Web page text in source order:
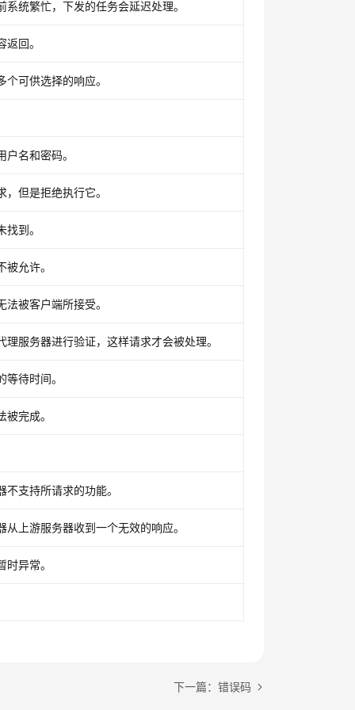
系统繁忙，下发的任务会延迟处理。
回。
可供选择的响应。
名和密码。
但是拒绝执行它。
到。
允许。
被客户端所接受。
理服务器进行验证，这样请求才会被处理。
待时间。
完成。
支持所请求的功能。
从上游服务器收到一个无效的响应。
异常。
下一篇：错误码